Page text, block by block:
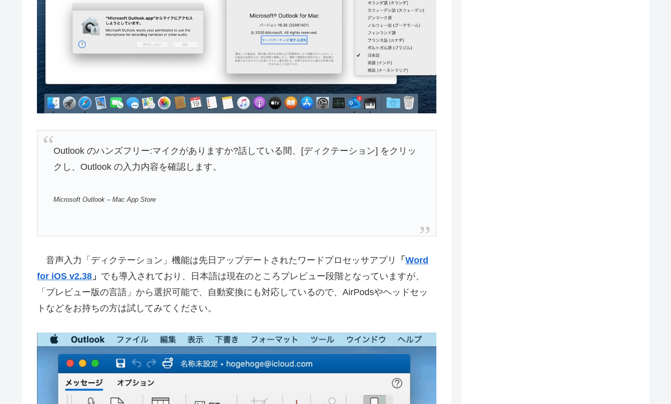
Outlook のハンズフリー:マイクがありますか?話している間、[ディクテーション] をクリッ
クし、Outlook の入力内容を確認します。
Microsoft Outlook – Mac App Store
音声入力「ディクテーション」機能は先日アップデートされたワードプロセッサアプリ 「 Word
for iOS v2.38 」 でも導入されており、日本語は現在のところプレビュー段階となっていますが、
「プレビュー版の言語」から選択可能で、自動変換にも対応しているので、AirPodsやヘッドセッ
トなどをお持ちの方は試してみてください。